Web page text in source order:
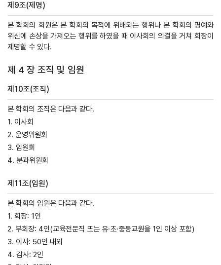
제9조(제명)
본 학회의 회원은 본 학회의 목적에 위배되는 행위나 본 학회의 명예와
위신에 손상을 가져오는 행위를 하였을 때 이사회의 의결을 거쳐 회장이
제명할 수 있다.
제 4 장 조직 및 임원
제10조(조직)
본 학회의 조직은 다음과 같다.
1. 이사회
2. 운영위원회
3. 임원회
4. 분과위원회
제11조(임원)
본 학회의 임원은 다음과 같다.
1. 회장: 1인
2. 부회장: 4인(교육전문직 또는 유·초·중등교원을 1인 이상 포함)
3. 이사: 50인 내외
4. 감사: 2인